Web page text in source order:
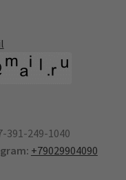
391-249-1040
+79029904090